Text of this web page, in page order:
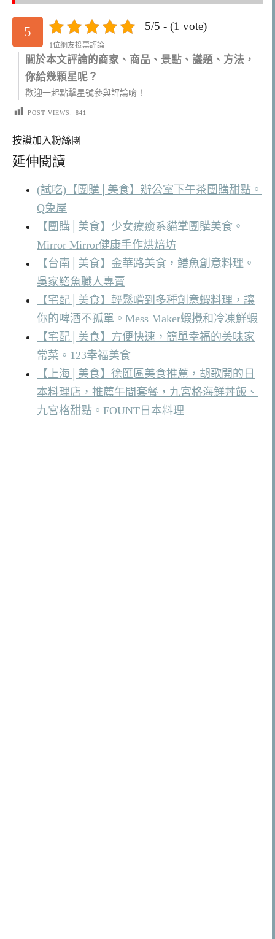
5 5/5 - (1 vote)
1位網友投票評論
關於本文評論的商家、商品、景點、議題、方法，
你給幾顆星呢？
歡迎一起點擊星號參與評論唷！
POST VIEWS: 841
按讚加入粉絲團
延伸閱讀
(試吃)【團購│美食】辦公室下午茶團購甜點。
Q兔屋
【團購│美食】少女療癒系貓掌團購美食。
Mirror Mirror健康手作烘焙坊
【台南│美食】金華路美食，鱔魚創意料理。
吳家鱔魚職人專賣
【宅配│美食】輕鬆嚐到多種創意蝦料理，讓
你的啤酒不孤單。Mess Maker蝦攪和冷凍鮮蝦
【宅配│美食】方便快速，簡單幸福的美味家
常菜。123幸福美食
【上海│美食】徐匯區美食推薦，胡歌開的日
本料理店，推薦午間套餐，九宮格海鮮丼飯、
九宮格甜點。FOUNT日本料理